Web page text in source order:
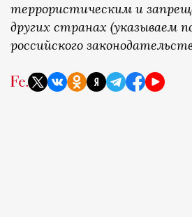
террористическим и
других странах (указываем
российского